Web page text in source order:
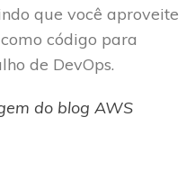
que você aproveite
código para
de DevOps.
do blog AWS